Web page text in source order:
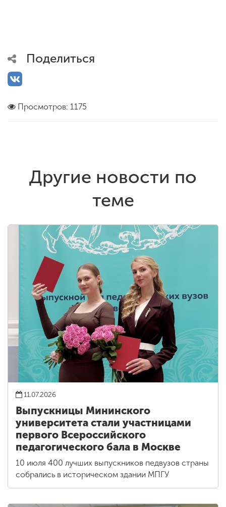
Поделиться
Просмотров: 1175
Другие новости по
теме
11.07.2026
Выпускницы Мининского
университета стали участницами
первого Всероссийского
педагогического бала в Москве
10 июля 400 лучших выпускников педвузов страны
собрались в историческом здании МПГУ